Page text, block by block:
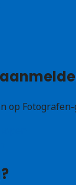
op Fotografen-